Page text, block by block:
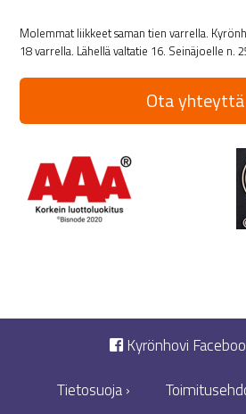
Molemmat liikkeet saman tien varrella.
18 varrella. Lähellä valtatie 16. Seinäjoelle n.
Ota yhteyttä
Kyrönhovi
Tietosuoja ›